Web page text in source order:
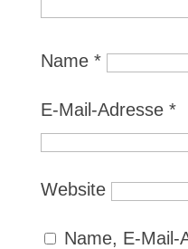
Name *
E-Mail-Adresse *
Website
Name, E-Mail-